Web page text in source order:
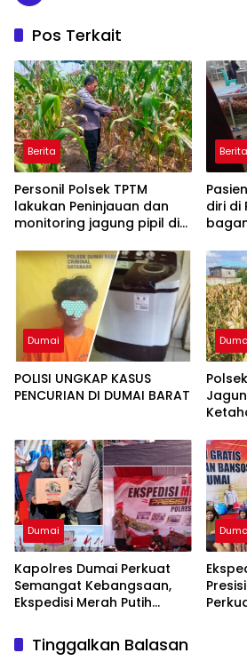
Pos Terkait
Berita
Personil Polsek TPTM
lakukan Peninjauan dan
monitoring jagung pipil di
TPTM
Berita
diri di
ke
Dumai
POLISI UNGKAP KASUS
PENCURIAN DI DUMAI BARAT
Dumai
Kapolres Dumai Perkuat
Semangat Kebangsaan,
Ekspedisi Merah Putih
Nyata untuk Rakyat
Tinggalkan Balasan